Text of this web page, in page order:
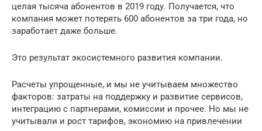
целая тысяча абонентов в 2019 году. Получается, что
компания может потерять 600 абонентов за три года, но
заработает даже больше.
Это результат экосистемного развития компании.
Расчеты упрощенные, и мы не учитываем множество
факторов: затраты на поддержку и развитие сервисов,
интеграцию с партнерами, комиссии и прочее. Но мы не
учитывали и рост тарифов, экономию на привлечении